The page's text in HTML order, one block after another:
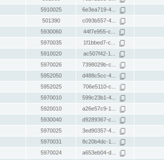
5910025 6e3ea719-4...
501390 c093b557-4...
5930060 44f7e955-c...
5970035 1f1bbed7-c...
5910020 ac507f42-1...
5970026 7398029b-c...
5952050 d488c5cc-4...
5952025 706e5110-c...
5970010 599c23b1-4...
5920010 a26e57c9-1...
5930040 d9289367-c...
5970025 3ed90357-4...
5970031 8c20b4dc-1...
5970024 a653eb04-d...